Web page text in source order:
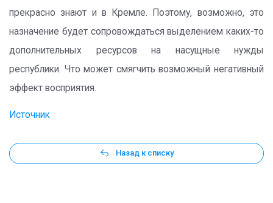
прекрасно знают и в Кремле. Поэтому, возможно, это
назначение будет сопровождаться выделением каких-то
дополнительных ресурсов на насущные нужды
республики. Что может смягчить возможный негативный
эффект восприятия.
Источник
Назад к списку